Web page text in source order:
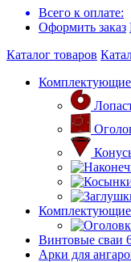
Всего к оплате:
Оформить заказ
Каталог товаров
Комплектующие
Винтовые сваи
Арки для